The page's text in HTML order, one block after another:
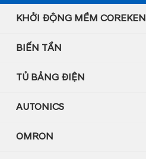
KHỞI ĐỘNG MỀM COREKEN
BIẾN TẦN
TỦ BẢNG ĐIỆN
AUTONICS
OMRON